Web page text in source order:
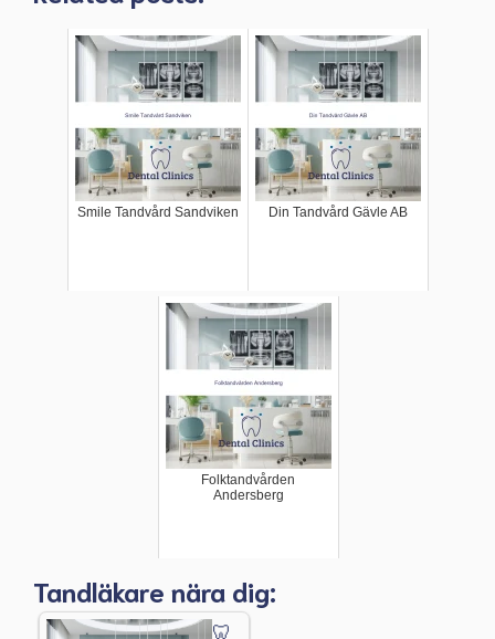
Smile Tandvård Sandviken Din Tandvård Gävle AB
Folktandvården
Andersberg
Tandläkare nära dig: